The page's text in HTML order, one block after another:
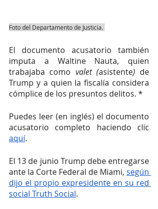
Foto del Departamento de Justicia.
El documento acusatorio también
imputa a Waltine Nauta, quien
trabajaba como valet (asistente) de
Trump y a quien la fiscalía considera
cómplice de los presuntos delitos. *
Puedes leer (en inglés) el documento
aquí.
El 13 de junio Trump debe entregarse
ante la Corte Federal de Miami, según
dijo el propio expresidente en su red
social Truth Social.